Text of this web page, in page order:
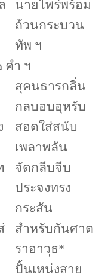
นายไพร่พร้อม
ถ้วนกระบวน
ทัพ ฯ
คำ ฯ
สุคนธารกลิ่น
กลบอบอุหรับ
สอดใส่สนับ
เพลาพลัน
จัดกลีบจีบ
ประจงทรง
กระสัน
สำหรับกันศาต
ราอาวุธ*
ปั้นเหน่งสาย